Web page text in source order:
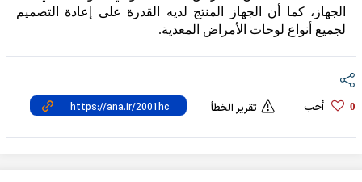
الجهاز، كما أن الجهاز المنتج لديه القدرة على إعادة التصميم
لجميع أنواع لوحات الأمراض المعدية.
0 أحب تقرير الخطأ